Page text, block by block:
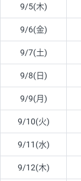
9/5(木)
9/6(金)
9/7(土)
9/8(日)
9/9(月)
9/10(火)
9/11(水)
9/12(木)